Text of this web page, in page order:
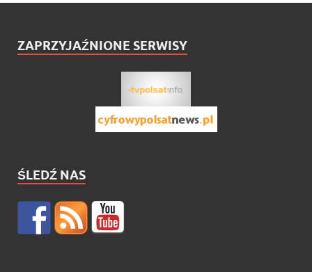
ZAPRZYJAŹNIONE SERWISY
ŚLEDŹ NAS